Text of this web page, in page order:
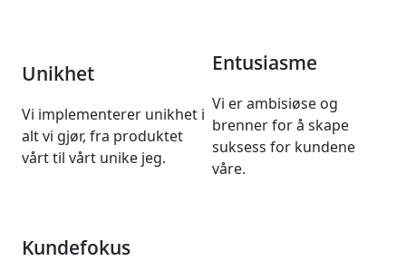
Unikhet
Vi implementerer unikhet i
alt vi gjør, fra produktet
vårt til vårt unike jeg.
Entusiasme
Vi er ambisiøse og
brenner for å skape
suksess for kundene
våre.
Kundefokus